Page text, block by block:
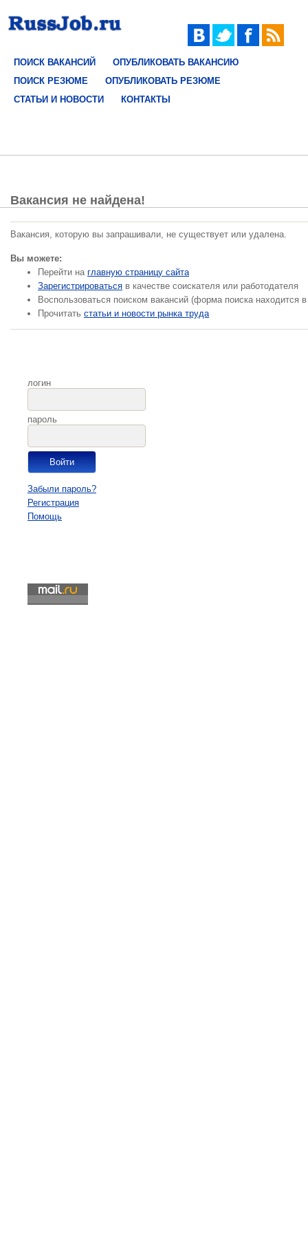
ПОИСК ВАКАНСИЙ
ОПУБЛИКОВАТЬ ВАКАНСИЮ
ПОИСК РЕЗЮМЕ
ОПУБЛИКОВАТЬ РЕЗЮМЕ
СТАТЬИ И НОВОСТИ
КОНТАКТЫ
Вакансия не найдена!
Вакансия, которую вы запрашивали, не существует или удалена.
Вы можете:
Перейти на главную страницу сайта
Зарегистрироваться в качестве соискателя или работодателя
Воспользоваться поиском вакансий (форма поиска находится
Прочитать статьи и новости рынка труда
логин
пароль
Забыли пароль?
Регистрация
Помощь